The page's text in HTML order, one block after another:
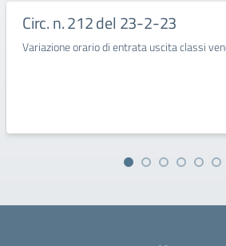
Circ. n. 212 del 23-2-23
Variazione orario di entrata uscita classi